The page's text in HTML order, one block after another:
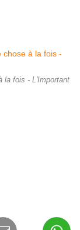
la fois - L'Important